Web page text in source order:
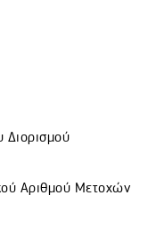
Διορισμού
Αριθμού Μετοχών